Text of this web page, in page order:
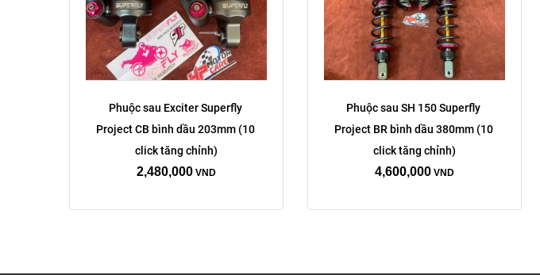
Phuộc sau Exciter Superfly
Project CB bình dầu 203mm (10
click tăng chỉnh)
2,480,000 VND
Phuộc sau SH 150 Superfly
Project BR bình dầu 380mm (10
click tăng chỉnh)
4,600,000 VND